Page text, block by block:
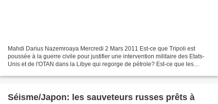
Mahdi Darius Nazemroaya Mercredi 2 Mars 2011 Est-ce que Tripoli est
poussée à la guerre civile pour justifier une intervention militaire des Etats-
Unis et de l'OTAN dans la Libye qui regorge de pétrole? Est-ce que les
Séisme/Japon: les sauveteurs russes prêts à